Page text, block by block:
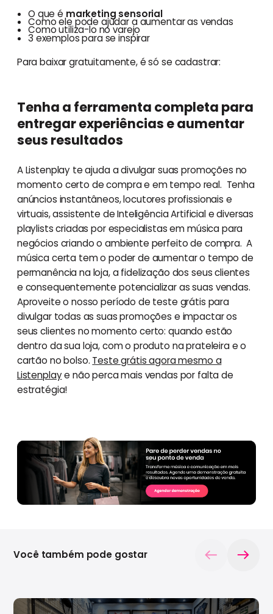
O que é marketing sensorial
Como ele pode ajudar a aumentar as vendas
Como utiliza-lo no varejo
3 exemplos para se inspirar
Para baixar gratuitamente, é só se cadastrar:
Tenha a ferramenta completa para
entregar experiências e aumentar
seus resultados
A Listenplay te ajuda a divulgar suas promoções no
momento certo de compra e em tempo real. Tenha
anúncios instantâneos, locutores profissionais e
virtuais, assistente de Inteligência Artificial e diversas
playlists criadas por especialistas em música para
negócios criando o ambiente perfeito de compra. A
música certa tem o poder de aumentar o tempo de
permanência na loja, a fidelização dos seus clientes
e consequentemente potencializar as suas vendas.
Aproveite o nosso período de teste grátis para
divulgar todas as suas promoções e impactar os
seus clientes no momento certo: quando estão
dentro da sua loja, com o produto na prateleira e o
cartão no bolso. Teste grátis agora mesmo a
Listenplaye não perca mais vendas por falta de
estratégia!
Você também pode gostar